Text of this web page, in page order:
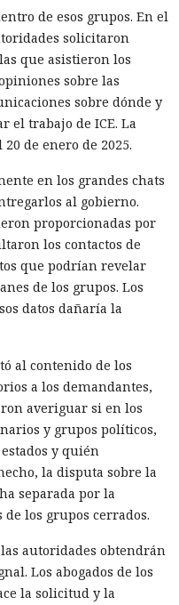
de esos grupos. En el
solicitaron
que asistieron los
sobre las
sobre dónde y
el trabajo de ICE. La
de enero de 2025.
en los grandes chats
al gobierno.
proporcionadas por
los contactos de
que podrían revelar
de los grupos. Los
datos dañaría la
al contenido de los
a los demandantes,
averiguar si en los
y grupos políticos,
y quién
la disputa sobre la
separada por la
los grupos cerrados.
autoridades obtendrán
Los abogados de los
la solicitud y la